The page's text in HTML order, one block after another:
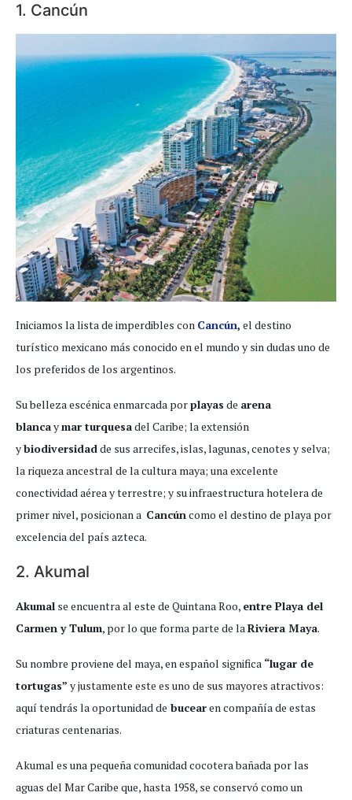
1. Cancún
Iniciamos la lista de imperdibles con Cancún, el destino
turístico mexicano más conocido en el mundo y sin dudas uno de
los preferidos de los argentinos.
Su belleza escénica enmarcada porplayas de arena
blancaymar turquesadel Caribe; la extensión
ybiodiversidad de sus arrecifes, islas, lagunas, cenotes y selva;
la riqueza ancestral de la cultura maya; una excelente
conectividad aérea y terrestre; y su infraestructura hotelera de
primer nivel, posicionan a Cancún como el destino de playa por
excelencia del país azteca.
2. Akumal
Akumal se encuentra al este de Quintana Roo, entre Playa del
Carmen y Tulum, por lo que forma parte de la Riviera Maya.
Su nombre proviene del maya, en español significa “lugar de
tortugas” y justamente este es uno de sus mayores atractivos:
aquí tendrás la oportunidad de bucearen compañía de estas
criaturas centenarias.
Akumal es una pequeña comunidad cocotera bañada por las
aguas del Mar Caribe que, hasta 1958, se conservó como un